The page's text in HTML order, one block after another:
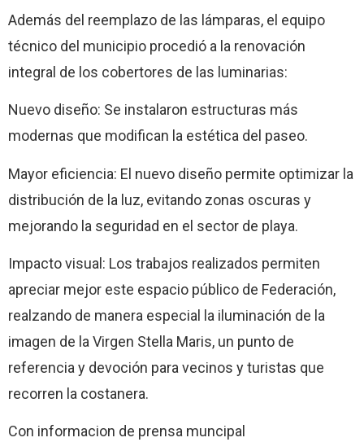
Además del reemplazo de las lámparas, el equipo
técnico del municipio procedió a la renovación
integral de los cobertores de las luminarias:
Nuevo diseño: Se instalaron estructuras más
modernas que modifican la estética del paseo.
Mayor eficiencia: El nuevo diseño permite optimizar la
distribución de la luz, evitando zonas oscuras y
mejorando la seguridad en el sector de playa.
Impacto visual: Los trabajos realizados permiten
apreciar mejor este espacio público de Federación,
realzando de manera especial la iluminación de la
imagen de la Virgen Stella Maris, un punto de
referencia y devoción para vecinos y turistas que
recorren la costanera.
Con informacion de prensa muncipal